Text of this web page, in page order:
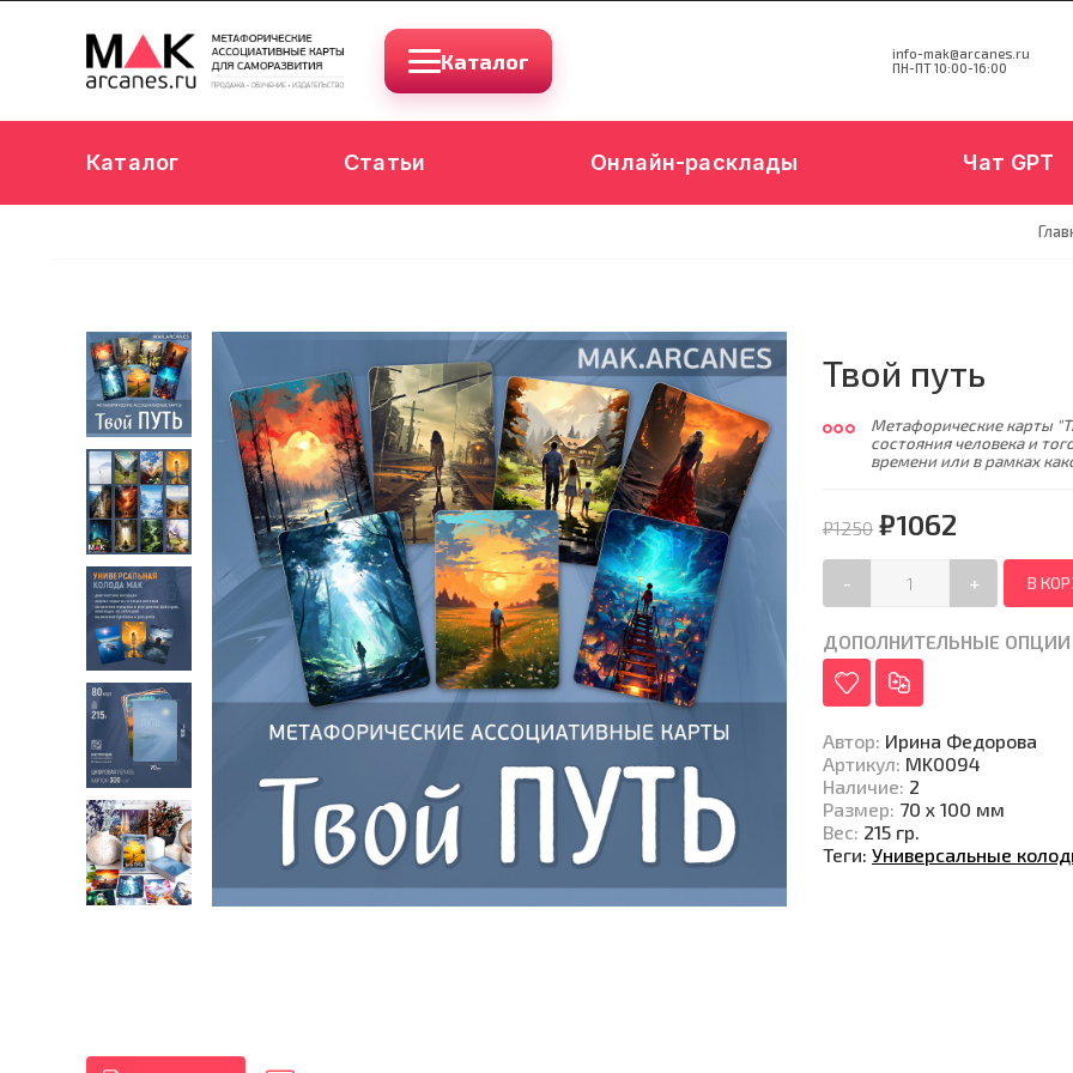
Каталог
info-mak@arcanes.ru
ПН-ПТ 10:00-16:00
Каталог Статьи Онлайн-расклады Чат GPT
Твой путь
Метафорические карты
состояния человека и
времени или в рамках
₽1250 ₽1062
- +
ДОПОЛНИТЕЛЬНЫЕ ОПЦИИ
Автор: Ирина Федорова
Артикул: MK0094
Наличие: 2
Размер: 70 x 100 мм
Вес: 215 гр.
Теги: Универсальные